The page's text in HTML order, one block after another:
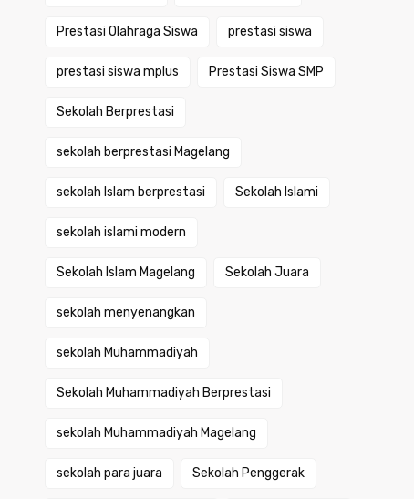
Prestasi Olahraga Siswa prestasi siswa
prestasi siswa mplus Prestasi Siswa SMP
Sekolah Berprestasi
sekolah berprestasi Magelang
sekolah Islam berprestasi Sekolah Islami
sekolah islami modern
Sekolah Islam Magelang Sekolah Juara
sekolah menyenangkan
sekolah Muhammadiyah
Sekolah Muhammadiyah Berprestasi
sekolah Muhammadiyah Magelang
sekolah para juara Sekolah Penggerak